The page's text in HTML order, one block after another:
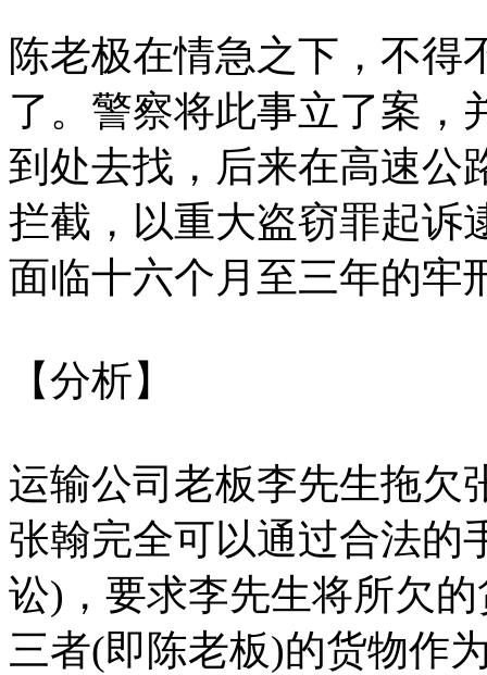
陈老极在情急之下，不得
了。警察将此事立了案，
到处去找，后来在高速公
拦截，以重大盗窃罪起诉
面临十六个月至三年的牢
【分析】
运输公司老板李先生拖欠
张翰完全可以通过合法的
讼)，要求李先生将所欠
三者(即陈老板)的货物作